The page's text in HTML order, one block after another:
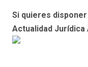
Si quieres
Actualidad Jurídica